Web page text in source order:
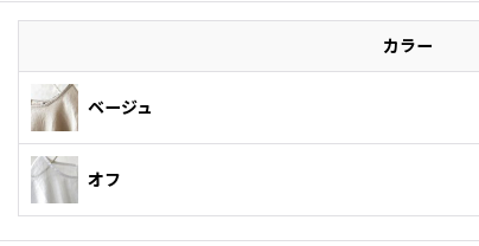
カラー
ベージュ
オフ